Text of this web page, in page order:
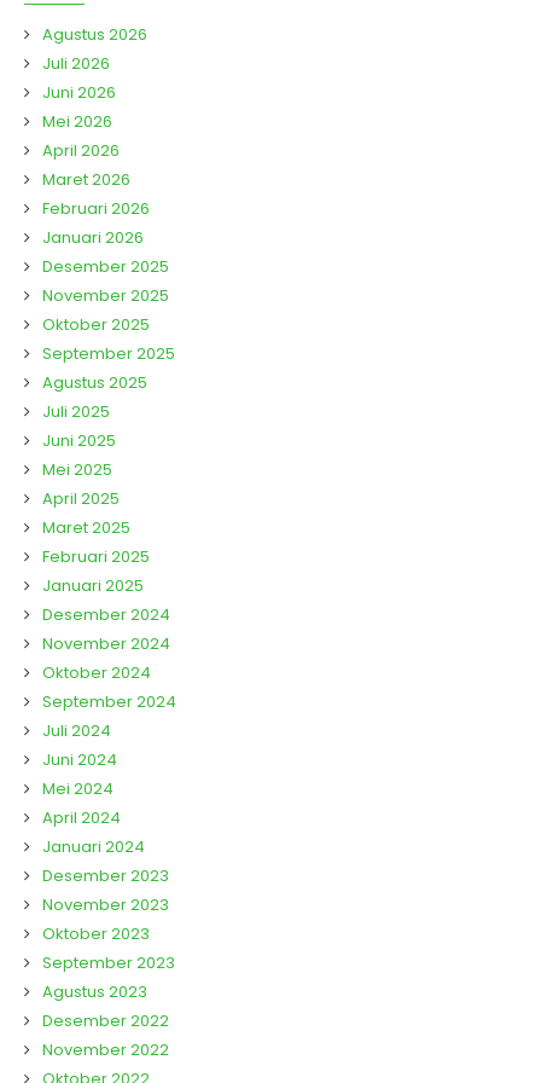
Agustus 2026
Juli 2026
Juni 2026
Mei 2026
April 2026
Maret 2026
Februari 2026
Januari 2026
Desember 2025
November 2025
Oktober 2025
September 2025
Agustus 2025
Juli 2025
Juni 2025
Mei 2025
April 2025
Maret 2025
Februari 2025
Januari 2025
Desember 2024
November 2024
Oktober 2024
September 2024
Juli 2024
Juni 2024
Mei 2024
April 2024
Januari 2024
Desember 2023
November 2023
Oktober 2023
September 2023
Agustus 2023
Desember 2022
November 2022